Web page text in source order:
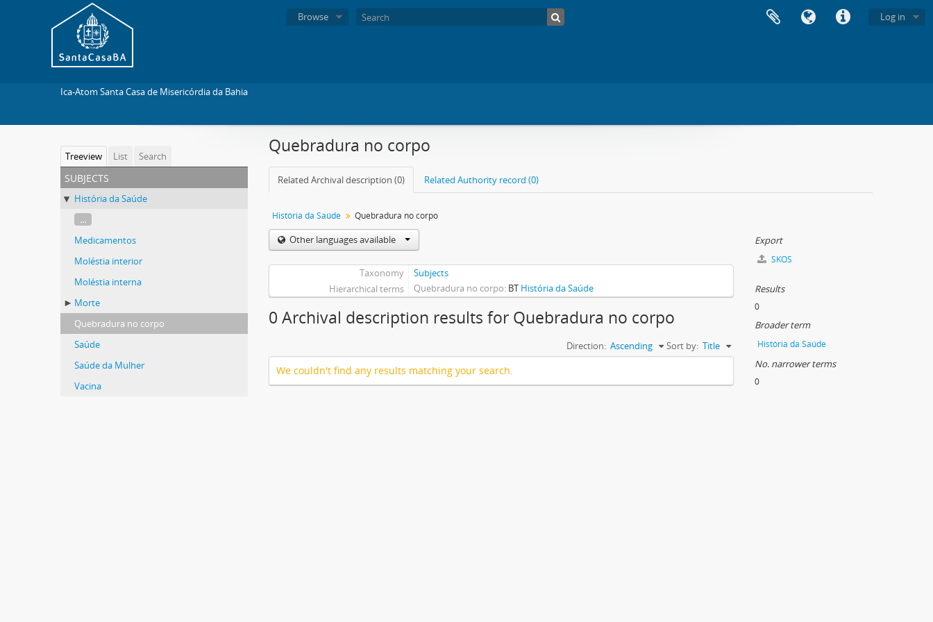
Log in
Browse
Ica-Atom Santa Casa de Misericórdia da Bahia
Treeview List Search
subjects
História da Saúde
...
Medicamentos
Moléstia interior
Moléstia interna
Morte
Quebradura no corpo
Saúde
Saúde da Mulher
Vacina
Quebradura no corpo
Related Archival description (0) Related Authority record (0)
História da Saúde Quebradura no corpo
Other languages available
Taxonomy
Subjects
Hierarchical terms
Quebradura no corpo BT História da Saúde
0 Archival description results for Quebradura no corpo
Sort by: Title
Direction: Ascending
We couldn't find any results matching your search.
Export
SKOS
Results
0
Broader term
História da Saúde
No. narrower terms
0